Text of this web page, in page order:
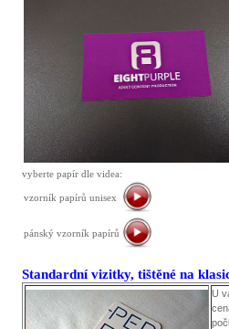
vyberte papír dle videa:
vzorník papírů unisex
pánský vzorník papírů
Standardní vizitky, tištěné na
U